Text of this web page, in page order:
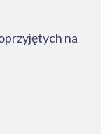
na